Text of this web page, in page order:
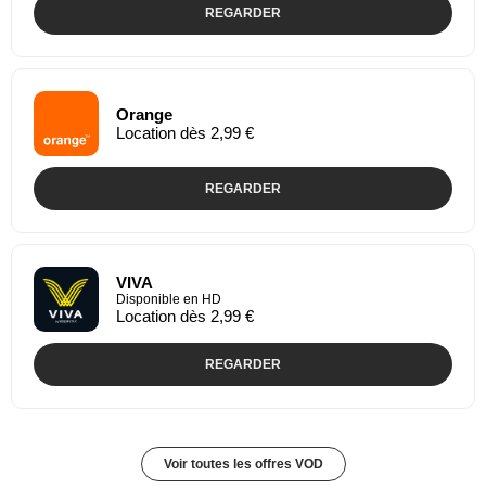
REGARDER
Orange
Location dès 2,99 €
REGARDER
VIVA
Disponible en HD
Location dès 2,99 €
REGARDER
Voir toutes les offres VOD